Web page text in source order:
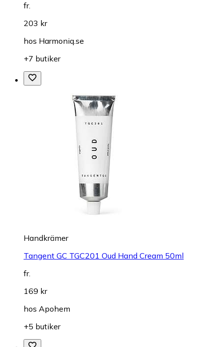
fr.
203 kr
hos Harmoniq.se
+7 butiker
Handkrämer
Tangent GC TGC201 Oud Hand Cream 50ml
fr.
169 kr
hos Apohem
+5 butiker